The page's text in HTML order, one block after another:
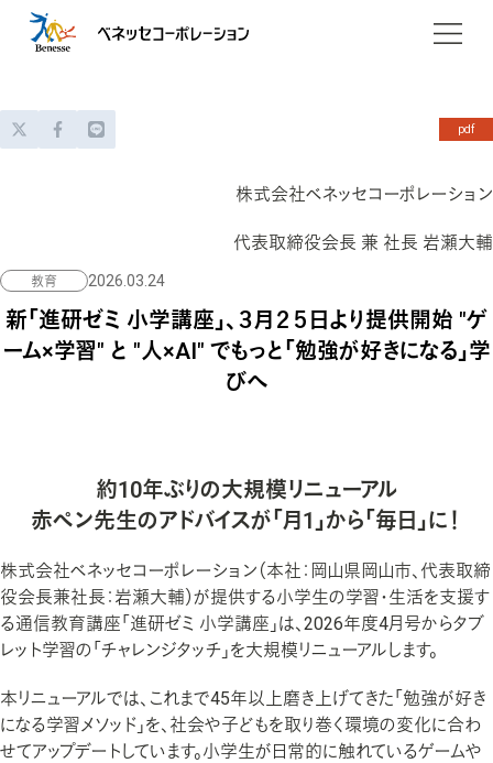
会社概要
グループ会社
会社沿革
ニュース
妊娠・出産
家庭学習
塾・教室等
大学・社会人の学び
大学生教育
社会人教育
キャリア支援
学校での学びの支援
ベネッセアートサイト直島
pdf
教育 2026.03.24
株式会社ベネッセコーポレーション
代表取締役会長 兼 社長 岩瀬大輔
新「進研ゼミ 小学講座」、３月２５日より提供開始 "ゲ
ーム×学習" と "人×AI" でもっと「勉強が好きになる」学
びへ
約10年ぶりの大規模リニューアル
赤ペン先生のアドバイスが「月1」から「毎日」に！
株式会社ベネッセコーポレーション（本社：岡山県岡山市、代表取締
役会長兼社長：岩瀬大輔）が提供する小学生の学習・生活を支援す
る通信教育講座「進研ゼミ 小学講座」は、2026年度4月号からタブ
レット学習の「チャレンジタッチ」を大規模リニューアルします。
本リニューアルでは、これまで45年以上磨き上げてきた「勉強が好き
になる学習メソッド」を、社会や子どもを取り巻く環境の変化に合わ
せてアップデートしています。小学生が日常的に触れているゲームや